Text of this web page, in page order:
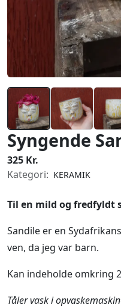
Syngende
325 Kr.
Kategori: KERAMIK
Til en mild og fredfyldt
Sandile er en
ven, da jeg var barn.
Kan indeholde omkring
Tåler vask i